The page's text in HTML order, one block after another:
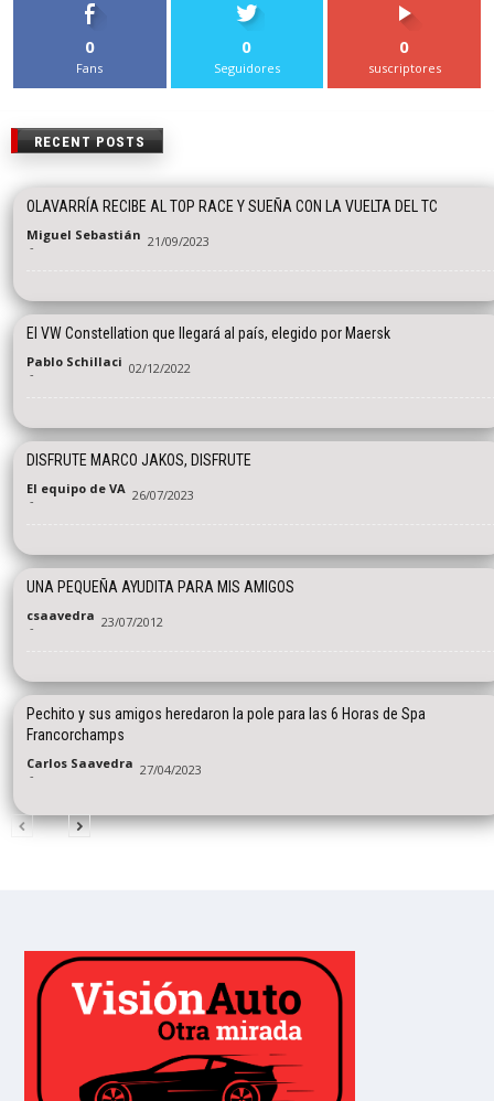
0
Fans
0
Seguidores
0
suscriptores
RECENT POSTS
OLAVARRÍA RECIBE AL TOP RACE Y SUEÑA CON LA VUELTA DEL TC
Miguel Sebastián
- 21/09/2023
El VW Constellation que llegará al país, elegido por Maersk
Pablo Schillaci
- 02/12/2022
DISFRUTE MARCO JAKOS, DISFRUTE
El equipo de VA
- 26/07/2023
UNA PEQUEÑA AYUDITA PARA MIS AMIGOS
csaavedra
- 23/07/2012
Pechito y sus amigos heredaron la pole para las 6 Horas de Spa
Francorchamps
Carlos Saavedra
- 27/04/2023